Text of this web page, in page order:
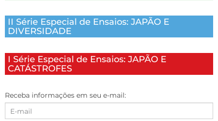
II Série Especial de Ensaios: JAPÃO E
DIVERSIDADE
I Série Especial de Ensaios: JAPÃO E
CATÁSTROFES
Receba informações em seu e-mail: